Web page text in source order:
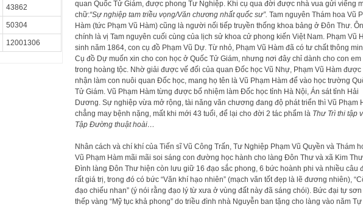
quan Quốc Tử Giám, được phong Tư Nghiệp. Khi cụ qua đời được nhà vua gửi viếng
chữ:“Sự nghiệp tam triều vọng/Văn chương nhất quốc sư”. Tam nguyên Thám hoa Vũ
Hàm (tức Phạm Vũ Hàm) cũng là người nối tiếp truyền thống khoa bảng ở Đôn Thư.
chính là vị Tam nguyên cuối cùng của lịch sử khoa cử phong kiến Việt Nam. Phạm Vũ
sinh năm 1864, con cụ đồ Phạm Vũ Dự. Từ nhỏ, Phạm Vũ Hàm đã có tư chất thông
Cụ đồ Dự muốn xin cho con học ở Quốc Tử Giám, nhưng nơi đây chỉ dành cho con em
trong hoàng tộc. Nhờ giải được vế đối của quan Đốc học Vũ Nhự, Phạm Vũ Hàm được
nhận làm con nuôi quan Đốc học, mang họ tên là Vũ Phạm Hàm để vào học trường
Tử Giám. Vũ Phạm Hàm từng được bổ nhiệm làm Đốc học tỉnh Hà Nội, Án sát tỉnh Hải
Dương. Sự nghiệp vừa mở rộng, tài năng văn chương đang độ phát triển thì Vũ Phạm
chẳng may bệnh nặng, mất khi mới 43 tuổi, để lại cho đời 2 tác phẩm là Thư Trì thi tập
Tập Đường thuật hoài…
Nhân cách và chí khí của Tiến sĩ Vũ Công Trấn, Tư Nghiệp Phạm Vũ Quyền và Thám
Vũ Phạm Hàm mãi mãi soi sáng con đường học hành cho làng Đôn Thư và xã Kim Thư.
Đình làng Đôn Thư hiện còn lưu giữ 16 đạo sắc phong, 6 bức hoành phi và nhiều câu
rất giá trị, trong đó có bức “Văn khí hạo nhiên” (mạch văn tốt đẹp là lẽ đương nhiên),
đạo chiếu nhan” (ý nói rằng đạo lý từ xưa ở vùng đất này đã sáng chói). Bức đại tự sơn
thếp vàng “Mỹ tục khả phong” do triều đình nhà Nguyễn ban tặng cho làng vào năm
43862
50304
12001306